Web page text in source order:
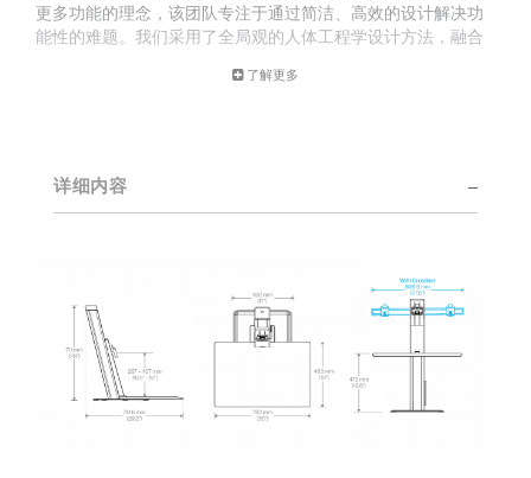
选择您的位置
注册
更多功能的理念，该团队专注于通过简洁、高效的设计解决功
能性的难题。我们采用了全局观的人体工程学设计方法，融合
了解更多
详细内容